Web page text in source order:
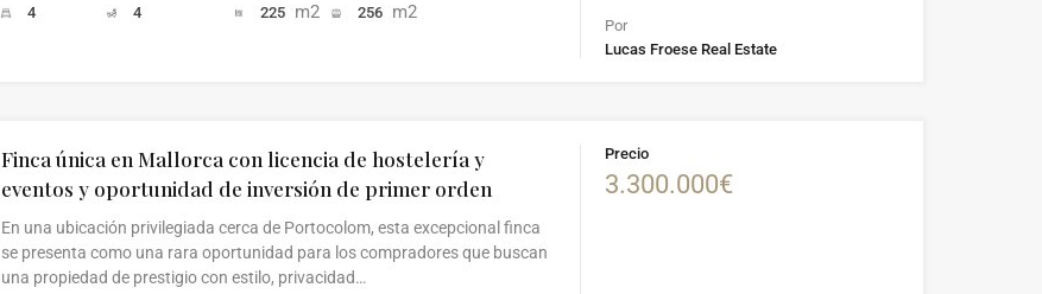
4
4
225 m2
256 m2
Por
Lucas Froese Real Estate
Finca única en Mallorca con licencia de hostelería y
eventos y oportunidad de inversión de primer orden
En una ubicación privilegiada cerca de Portocolom, esta excepcional finca
se presenta como una rara oportunidad para los compradores que buscan
una propiedad de prestigio con estilo, privacidad…
Precio
3.300.000€